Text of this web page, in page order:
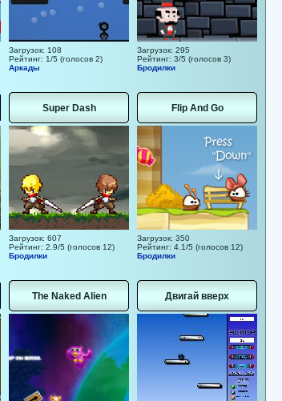
Загрузок: 108
Рейтинг: 1/5 (голосов 2)
Аркады
Загрузок: 295
Рейтинг: 3/5 (голосов 3)
Бродилки
Super Dash
Загрузок: 607
Рейтинг: 2.9/5 (голосов 12)
Бродилки
Flip And Go
Загрузок: 350
Рейтинг: 4.1/5 (голосов 12)
Бродилки
The Naked Alien Двигай вверх